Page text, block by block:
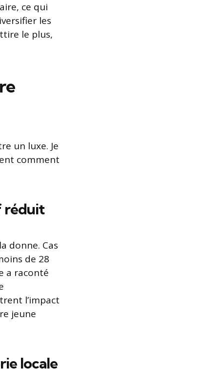
ce qui
les
le plus,
un luxe. Je
comment
réduit
donne. Cas
de 28
a raconté
l’impact
jeune
locale